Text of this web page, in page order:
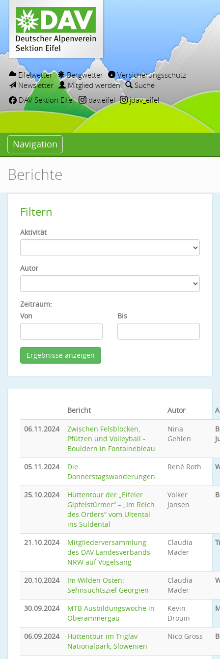
Eifelwetter Bergwetter
Versicherungsschutz
Newsletter
Mitglied werden
Suche
DAV Sektion Eifel
dav.eifel jdav_eifel
Navigation
Berichte
Filtern
Aktivität
Autor
Zeitraum:
Von
Bis
Bericht Autor
06.11.2024
Zwischen Felsblöcken,
Pfützen und Volleyball -
Bouldern in Fontainebleau
Nina
Gehlen
05.11.2024
Die
Donnerstagswanderungen
René Roth
25.10.2024
Hüttentour der „Eifeler
Gipfelstürmer“ – „Im Reich
des Ortlers“ vom Ultental
ins Suldental
Volker
Jansen
21.10.2024
Mitgliederversammlung
des DAV Landesverbands
NRW auf Vogelsang
Claudia
Mäder
20.10.2024
Im Wilden Osten:
Sehnsuchtsziel Georgien
Claudia
Mäder
30.09.2024
MTB Ausbildungswoche in
Oberammergau
Kevin
Drouin
06.09.2024
Hüttentour im Triglav
Nationalpark, Slowenien
Nico Gross